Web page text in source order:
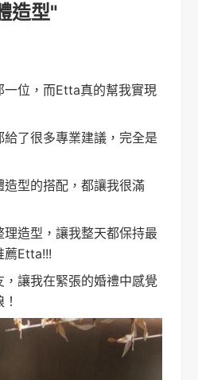
造型"
位，而Etta真的幫我實現
了很多專業建議，完全是
型的搭配，都讓我很滿
造型，讓我整天都保持最
薦Etta!!!
讓我在緊張的婚禮中感覺